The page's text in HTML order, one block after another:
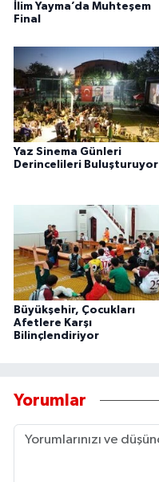
İlim Yayma’da Muhteşem
Final
Yaz Sinema Günleri
Derincelileri Buluşturuyor
Büyükşehir, Çocukları
Afetlere Karşı
Bilinçlendiriyor
Yorumlar